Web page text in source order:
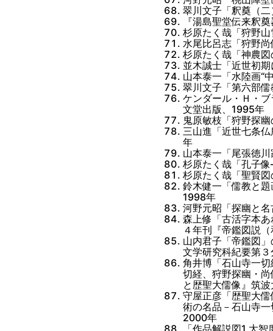
翠川文子「釈奠（
『湯島聖堂伝来釈
杉原たく哉「狩野
水尾比呂志「狩野
杉原たく哉「神農
並木誠士「近世初
山本泰一「水陸画“
翠川文子「第六部
ケンダール・Ｈ・
文堂出版、1995年
鬼原敏枝「狩野探
三山進「近世七条
年
山本泰一「尾張徳
杉原たく哉「孔子
杉原たく哉「聖賢
鈴木健一「儒教と
1998年
河野元昭「探幽と
森上修「古活字本
４年刊『帝鑑図説
山内君子「帝鑑図
文学研究科紀要第
角井博「石山寺一
切経、狩野探幽・
と歴聖大儒像』筑
守屋正彦「歴聖大
術の名品－石山寺
2000年
「作品解説図1 大